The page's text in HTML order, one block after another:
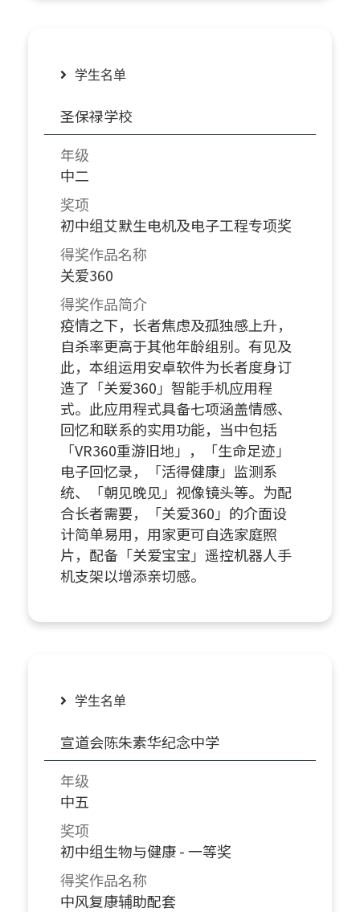
学生名单
圣保禄学校
年级
中二
奖项
初中组艾默生电机及电子工程专项奖
得奖作品名称
关爱360
得奖作品简介
疫情之下，长者焦虑及孤独感上升，
自杀率更高于其他年龄组别。有见及
此，本组运用安卓软件为长者度身订
造了「关爱360」智能手机应用程
式。此应用程式具备七项涵盖情感、
回忆和联系的实用功能，当中包括
「VR360重游旧地」，「生命足迹」
电子回忆录，「活得健康」监测系
统、「朝见晚见」视像镜头等。为配
合长者需要，「关爱360」的介面设
计简单易用，用家更可自选家庭照
片，配备「关爱宝宝」遥控机器人手
机支架以增添亲切感。
学生名单
宣道会陈朱素华纪念中学
年级
中五
奖项
初中组生物与健康 - 一等奖
得奖作品名称
中风复康辅助配套